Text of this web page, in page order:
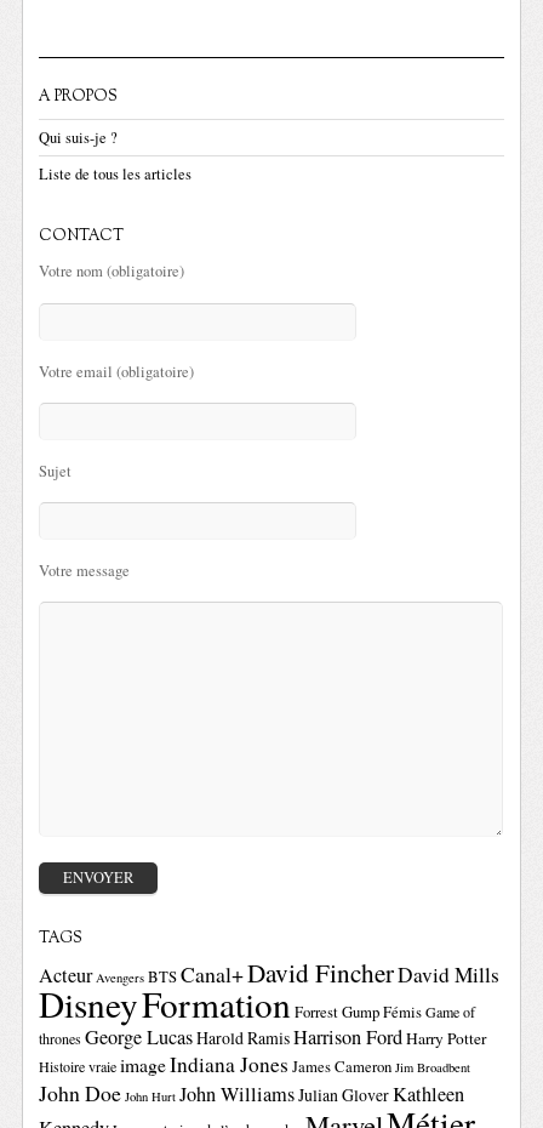
A PROPOS
Qui suis-je ?
Liste de tous les articles
CONTACT
Votre nom (obligatoire)
Votre email (obligatoire)
Sujet
Votre message
TAGS
Acteur Avengers BTSCanal+David FincherDavid Mills
DisneyFormationForrest GumpFémis Game of
thrones George LucasHarold RamisHarrison FordHarry Potter
Histoire vraie imageIndiana Jones James Cameron Jim Broadbent
John Doe John Hurt John WilliamsJulian GloverKathleen